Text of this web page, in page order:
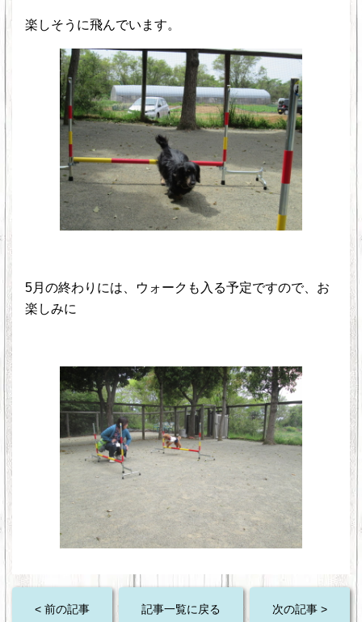
楽しそうに飛んでいます。
5月の終わりには、ウォークも入る予定ですので、お
楽しみに
< 前の記事 記事一覧に戻る 次の記事 >